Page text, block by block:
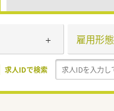
雇用形
求人IDで検索